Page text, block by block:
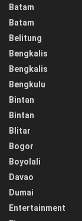
Batam
Batam
Belitung
Bengkalis
Bengkalis
Bengkulu
Bintan
Bintan
Blitar
Bogor
Boyolali
Davao
Dumai
Entertainment